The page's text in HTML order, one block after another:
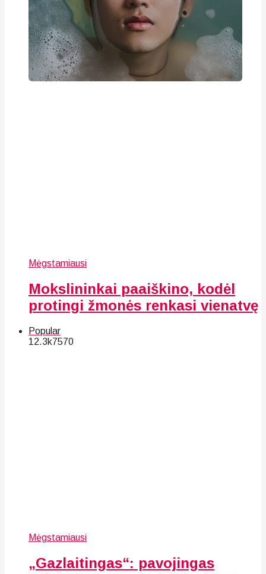
Mėgstamiausi
Mokslininkai paaiškino, kodėl
protingi žmonės renkasi vienatvę
Popular
12.3k7570
Mėgstamiausi
„Gazlaitingas“: pavojingas